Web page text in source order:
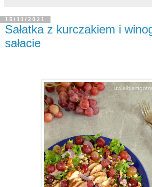
15/11/2021
Sałatka z kurczakiem i
sałacie